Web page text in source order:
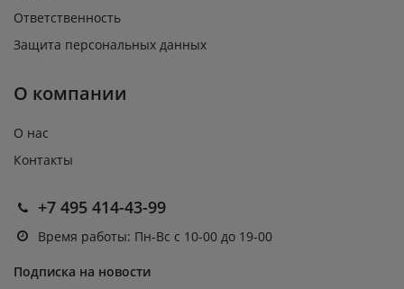
Ответственность
Защита персональных данных
О компании
О нас
Контакты
+7 495 414-43-99
Время работы: Пн-Вс с 10-00 до 19-00
Подписка на новости